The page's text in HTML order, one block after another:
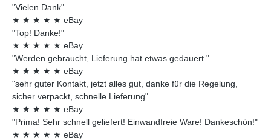
"Vielen Dank"
★ ★ ★ ★ ★ eBay
"Top! Danke!"
★ ★ ★ ★ ★ eBay
"Werden gebraucht, Lieferung hat etwas gedauert."
★ ★ ★ ★ ★ eBay
"sehr guter Kontakt, jetzt alles gut, danke für die Regelung,
sicher verpackt, schnelle Lieferung"
★ ★ ★ ★ ★ eBay
"Prima! Sehr schnell geliefert! Einwandfreie Ware! Dankeschön!"
★ ★ ★ ★ ★ eBay